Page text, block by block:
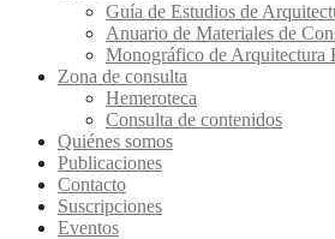
Guía de Estudios de
Anuario de Materiales de
Monográfico de Arquitectura
Zona de consulta
Hemeroteca
Consulta de contenidos
Quiénes somos
Publicaciones
Contacto
Suscripciones
Eventos